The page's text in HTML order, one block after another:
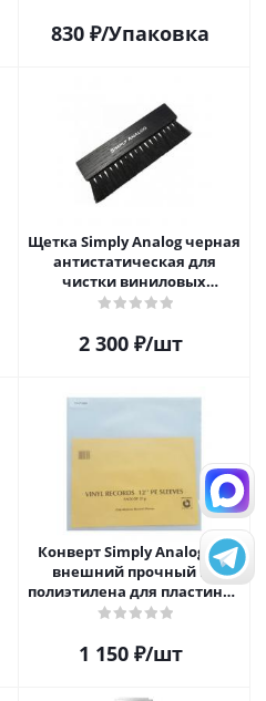
830 ₽/Упаковка
Щетка Simply Analog черная
антистатическая для
чистки виниловых
пластинок
2 300₽/шт
Конверт Simply Analog 12"
внешний прочный из
полиэтилена для пластинок
(25шт)
1 150₽/шт